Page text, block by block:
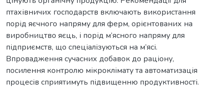
птахівничих господарств включають використання
порід яєчного напряму для ферм, орієнтованих на
виробництво яєць, і порід м’ясного напряму для
підприємств, що спеціалізуються на м’ясі.
Впровадження сучасних добавок до раціону,
посилення контролю мікроклімату та автоматизація
процесів сприятимуть підвищенню продуктивності.